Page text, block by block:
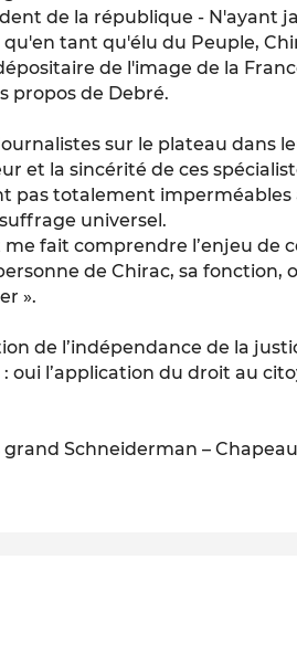
de la république - N'ayant
tant qu'élu du Peuple,
de l'image de la
propos de Debré.
sur le plateau dans
et la sincérité de ces
pas totalement imperméables
suffrage universel.
me fait comprendre l’enjeu de
de Chirac, sa fonction,
».
de l’indépendance de la
l’application du droit au
Schneiderman –